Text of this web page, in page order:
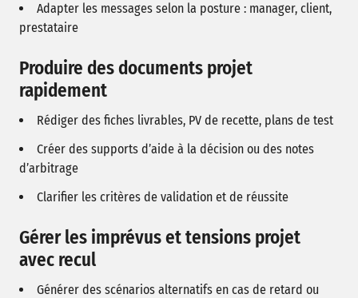
Adapter les messages selon la posture : manager, client,
prestataire
Produire des documents projet
rapidement
Rédiger des fiches livrables, PV de recette, plans de test
Créer des supports d’aide à la décision ou des notes
d’arbitrage
Clarifier les critères de validation et de réussite
Gérer les imprévus et tensions projet
avec recul
Générer des scénarios alternatifs en cas de retard ou